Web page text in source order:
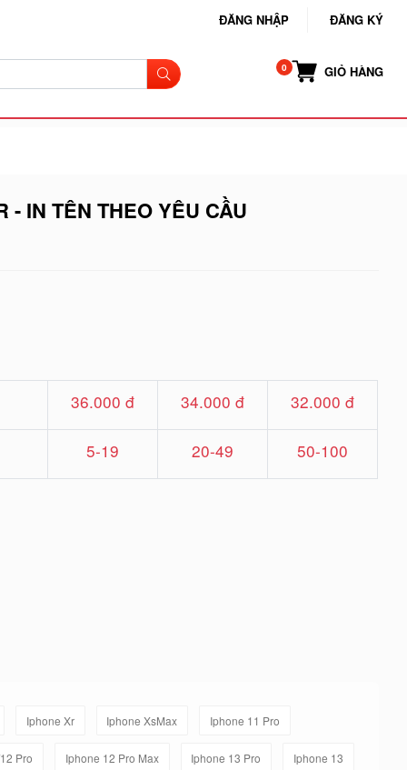
ĐĂNG NHẬP ĐĂNG KÝ
GIỎ HÀNG
IN TÊN THEO YÊU CẦU
36.000 đ 34.000 đ 32.000 đ
5-19 20-49 50-100
Iphone Xr Iphone XsMax Iphone 11 Pro
Pro Iphone 12 Pro Max Iphone 13 Pro Iphone 13